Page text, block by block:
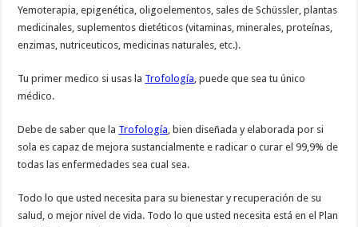
Yemoterapia, epigenética, oligoelementos, sales de Schüssler, plantas
medicinales, suplementos dietéticos (vitaminas, minerales, proteínas,
enzimas, nutriceuticos, medicinas naturales, etc.).
Tu primer medico si usas la Trofología, puede que sea tu único
médico.
Debe de saber que la Trofología, bien diseñada y elaborada por si
sola es capaz de mejora sustancialmente e radicar o curar el 99,9% de
todas las enfermedades sea cual sea.
Todo lo que usted necesita para su bienestar y recuperación de su
salud, o mejor nivel de vida. Todo lo que usted necesita está en el Plan